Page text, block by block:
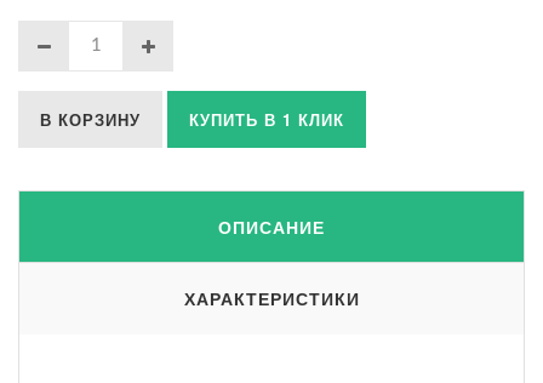
В КОРЗИНУ КУПИТЬ В 1 КЛИК
ОПИСАНИЕ
ХАРАКТЕРИСТИКИ